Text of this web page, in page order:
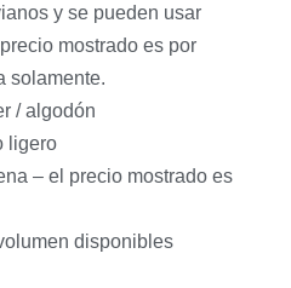
y se pueden usar
mostrado es por
solamente.
/ algodón
ligero
– el precio mostrado es
disponibles